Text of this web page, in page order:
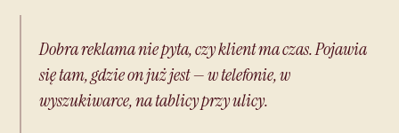
Dobra reklama nie pyta, czy klient ma czas. Pojawia
się tam, gdzie on już jest — w telefonie, w
wyszukiwarce, na tablicy przy ulicy.